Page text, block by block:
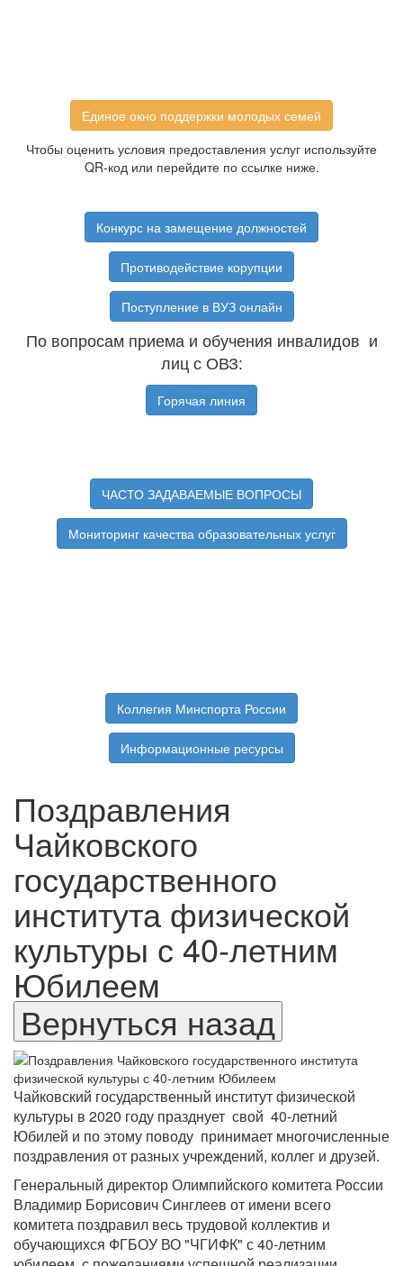
Единое окно поддержки молодых семей
Чтобы оценить условия предоставления услуг используйте
QR-код или перейдите по ссылке ниже.
Конкурс на замещение должностей
Противодействие корупции
Поступление в ВУЗ онлайн
По вопросам приема и обучения инвалидов и
лиц с ОВЗ:
Горячая линия
ЧАСТО ЗАДАВАЕМЫЕ ВОПРОСЫ
Мониторинг качества образовательных услуг
Коллегия Минспорта России
Информационные ресурсы
Поздравления
Чайковского
государственного
института физической
культуры с 40-летним
Юбилеем
Чайковский государственный институт физической
культуры в 2020 году празднует свой 40-летний
Юбилей и по этому поводу принимает многочисленные
поздравления от разных учреждений, коллег и друзей.
Генеральный директор Олимпийского комитета России
Владимир Борисович Синглеев от имени всего
комитета поздравил весь трудовой коллектив и
обучающихся ФГБОУ ВО "ЧГИФК" с 40-летним